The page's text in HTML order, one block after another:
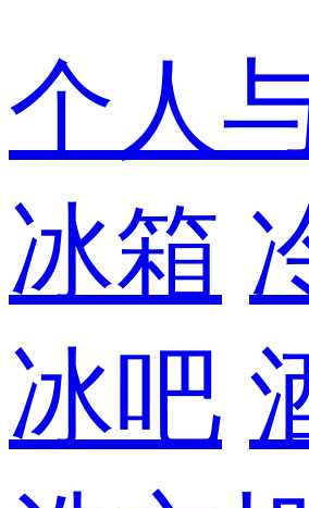
个人
冰箱
冰吧